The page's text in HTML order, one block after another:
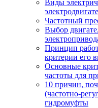
Виды
Частотный
Выбор
Принцип
критерии его
Основные
частоты для
10 причин,
(частотно-
гидромуфты